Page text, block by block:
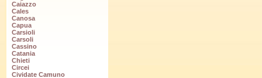
Caiazzo
Cales
Canosa
Capua
Carsioli
Carsoli
Cassino
Catania
Chieti
Circei
Cividate Camuno